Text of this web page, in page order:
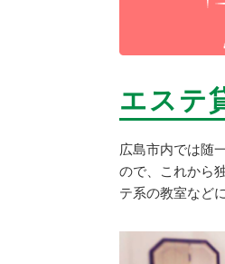
エステ
広島市内では随
ので、これから
テ系の教室など